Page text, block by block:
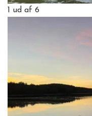
1 ud af 6